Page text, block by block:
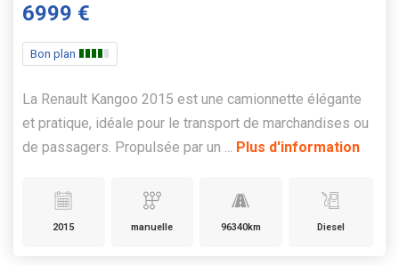
6999 €
Bon plan
La Renault Kangoo 2015 est une camionnette élégante
et pratique, idéale pour le transport de marchandises ou
de passagers. Propulsée par un ... Plus d'information
2015 manuelle 96340km Diesel